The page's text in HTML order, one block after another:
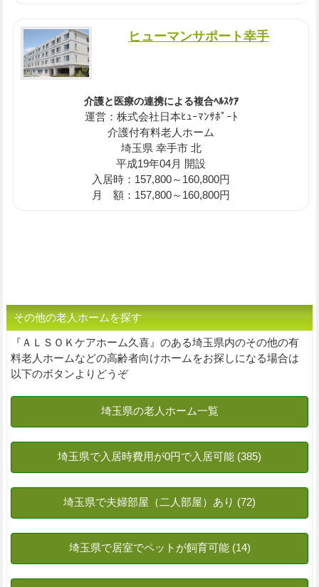
ヒューマンサポート幸手
介護と医療の連携による複合ﾍﾙｽｹｱ
運営：株式会社日本ﾋｭｰﾏﾝｻﾎﾟｰﾄ
介護付有料老人ホーム
埼玉県 幸手市 北
平成19年04月 開設
入居時：157,800～160,800円
月 額：157,800～160,800円
その他の老人ホームを探す
『ＡＬＳＯＫケアホーム久喜』のある埼玉県内のその他の有
料老人ホームなどの高齢者向けホームをお探しになる場合は
以下のボタンよりどうぞ